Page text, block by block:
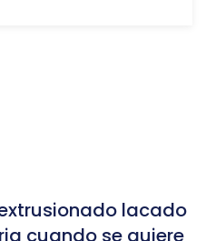
lacado
cuando se quiere